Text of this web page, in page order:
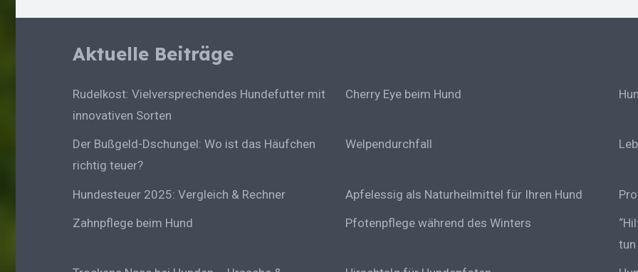
Aktuelle Beiträge
Rudelkost: Vielversprechendes Hundefutter mit
innovativen Sorten
Cherry Eye beim Hund
Der Bußgeld-Dschungel: Wo ist das Häufchen
richtig teuer?
Welpendurchfall
Hundesteuer 2025: Vergleich & Rechner Apfelessig als Naturheilmittel für Ihren Hund
Zahnpflege beim Hund Pfotenpflege während des Winters
tun